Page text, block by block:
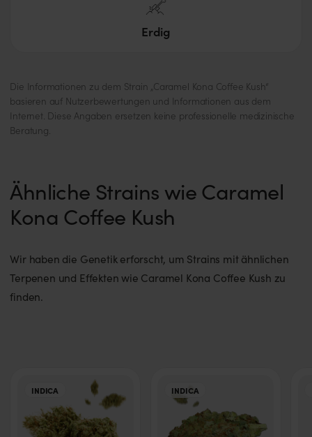
Erdig
Die Informationen zu dem Strain „Caramel Kona Coffee Kush“
basieren auf Nutzerbewertungen und Informationen aus dem
Internet. Diese Angaben ersetzen keine professionelle medizinische
Beratung.
Ähnliche Strains wie Caramel
Kona Coffee Kush
Wir haben die Genetik erforscht, um Strains mit ähnlichen
Terpenen und Effekten wie Caramel Kona Coffee Kush zu
finden.
INDICA INDICA